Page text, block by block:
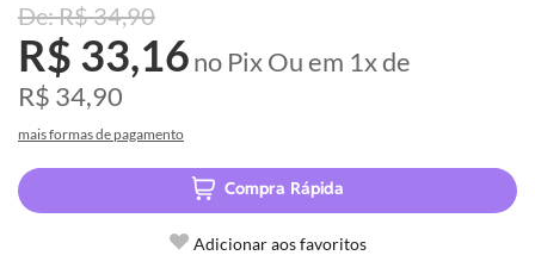
R$ 34,90
R$ 33,16no PixOu em 1xde
R$ 34,90
mais formas de pagamento
Compra Rápida
Adicionar aos favoritos